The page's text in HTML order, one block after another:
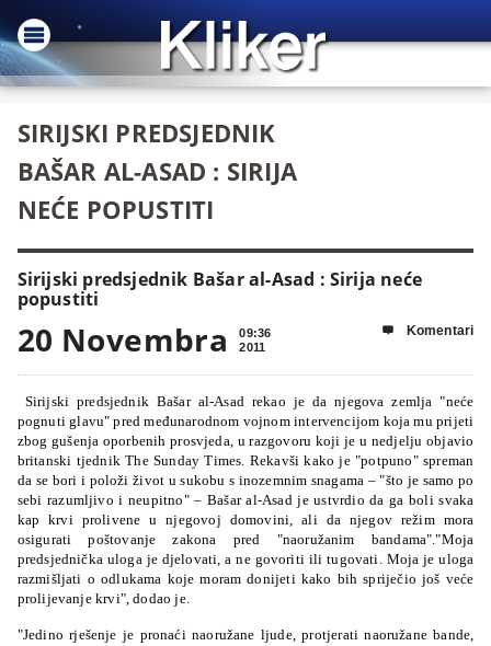
SIRIJSKI PREDSJEDNIK
BAŠAR AL-ASAD : SIRIJA
NEĆE POPUSTITI
Sirijski predsjednik Bašar al-Asad : Sirija neće
popustiti
20 Novembra
09:36
2011
 Komentari
Sirijski predsjednik Bašar al-Asad rekao je da njegova zemlja "neće
pognuti glavu" pred međunarodnom vojnom intervencijom koja mu prijeti
zbog gušenja oporbenih prosvjeda, u razgovoru koji je u nedjelju objavio
britanski tjednik The Sunday Times. Rekavši kako je "potpuno" spreman
da se bori i položi život u sukobu s inozemnim snagama – "što je samo po
sebi razumljivo i neupitno" – Bašar al-Asad je ustvrdio da ga boli svaka
kap krvi prolivene u njegovoj domovini, ali da njegov režim mora
osigurati poštovanje zakona pred "naoružanim bandama"."Moja
predsjednička uloga je djelovati, a ne govoriti ili tugovati. Moja je uloga
razmišljati o odlukama koje moram donijeti kako bih spriječio još veće
prolijevanje krvi", dodao je.
"Jedino rješenje je pronaći naoružane ljude, protjerati naoružane bande,